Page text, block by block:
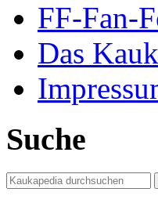
FF-Fan-
Das
Suche